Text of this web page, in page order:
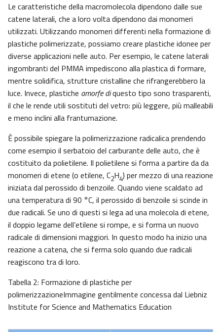
Le caratteristiche della macromolecola dipendono dalle sue
catene laterali, che a loro volta dipendono dai monomeri
utilizzati. Utilizzando monomeri differenti nella formazione di
plastiche polimerizzate, possiamo creare plastiche idonee per
diverse applicazioni nelle auto. Per esempio, le catene laterali
ingombranti del PMMA impediscono alla plastica di formare,
mentre solidifica, strutture cristalline che rifrangerebbero la
luce. Invece, plastiche amorfe diquesto tipo sono trasparenti,
il che le rende utili sostituti del vetro: più leggere, più malleabili
e meno inclini alla frantumazione.
È possibile spiegare la polimerizzazione radicalica prendendo
come esempio il serbatoio del carburante delle auto, che è
costituito da polietilene. Il polietilene si forma a partire da da
monomeri di etene (o etilene, C2H4) per mezzo di una reazione
iniziata dal perossido di benzoile. Quando viene scaldato ad
una temperatura di 90 °C, il perossido di benzoile si scinde in
due radicali. Se uno di questi si lega ad una molecola di etene,
il doppio legame dell’etilene si rompe, e si forma un nuovo
radicale di dimensioni maggiori. In questo modo ha inizio una
reazione a catena, che si ferma solo quando due radicali
reagiscono tra di loro.
Tabella 2: Formazione di plastiche per
polimerizzazioneImmagine gentilmente concessa dal Liebniz
Institute for Science and Mathematics Education